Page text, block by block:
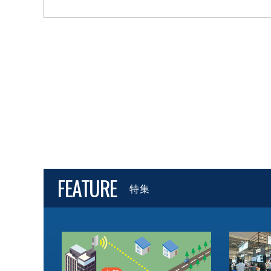
FEATURE 特集